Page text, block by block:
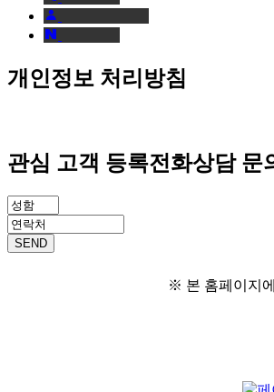
개인정보 처리방침
관심 고객 등록전화상담 문
SEND
※ 본 홈페이지